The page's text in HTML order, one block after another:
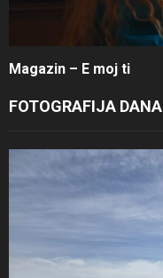
Magazin – E moj ti
FOTOGRAFIJA DANA